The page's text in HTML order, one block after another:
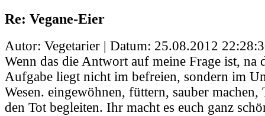
Re: Vegane-Eier
Autor: Vegetarier | Datum: 25.08.2012
Wenn das die Antwort auf meine Frage ist,
Aufgabe liegt nicht im befreien, sondern im
Wesen. eingewöhnen, füttern, sauber
den Tot begleiten. Ihr macht es euch ganz